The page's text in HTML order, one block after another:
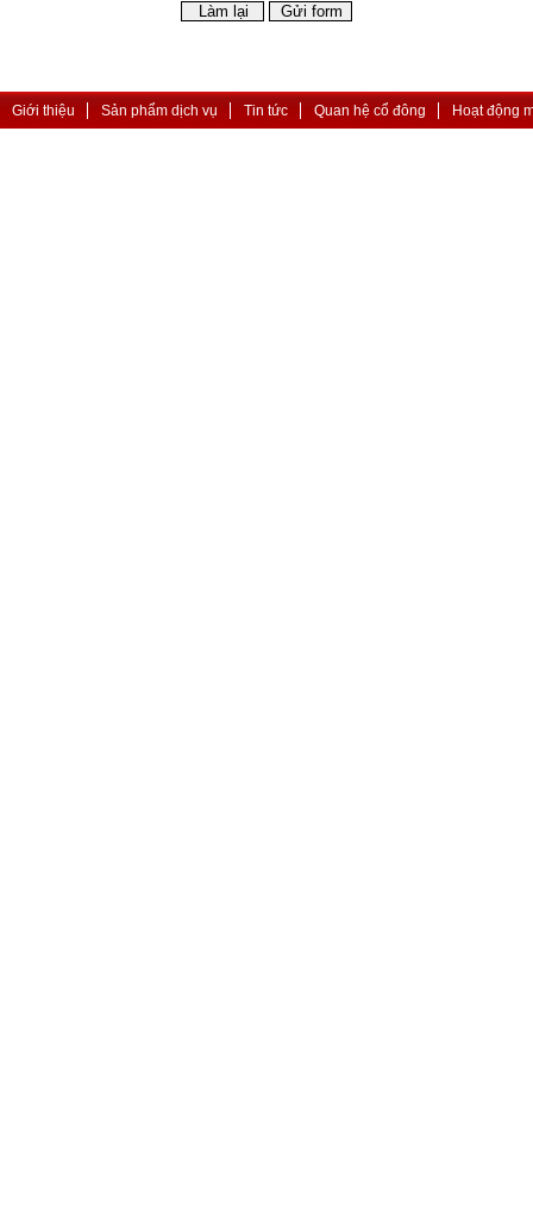
Giới thiệu Sản phẩm dịch vụ Tin tức Quan hệ cổ đông Hoạt động